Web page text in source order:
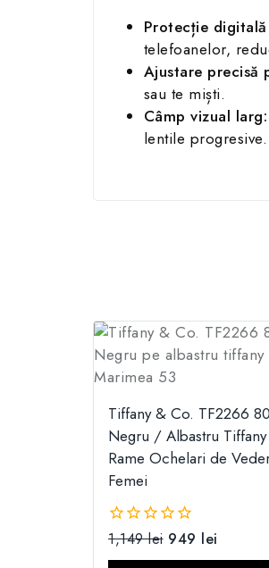
Protecție
telefoanelor,
Ajustare precisă
sau te miști.
Câmp vizual larg:
lentile progresive.
Tiffany & Co. TF2266
Negru / Albastru
Rame Ochelari de
Femei
0
1,149lei 949 lei